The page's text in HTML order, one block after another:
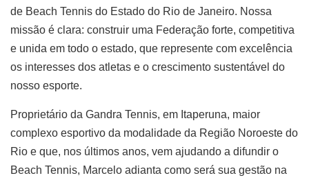
de Beach Tennis do Estado do Rio de Janeiro. Nossa
missão é clara: construir uma Federação forte, competitiva
e unida em todo o estado, que represente com excelência
os interesses dos atletas e o crescimento sustentável do
nosso esporte.
Proprietário da Gandra Tennis, em Itaperuna, maior
complexo esportivo da modalidade da Região Noroeste do
Rio e que, nos últimos anos, vem ajudando a difundir o
Beach Tennis, Marcelo adianta como será sua gestão na